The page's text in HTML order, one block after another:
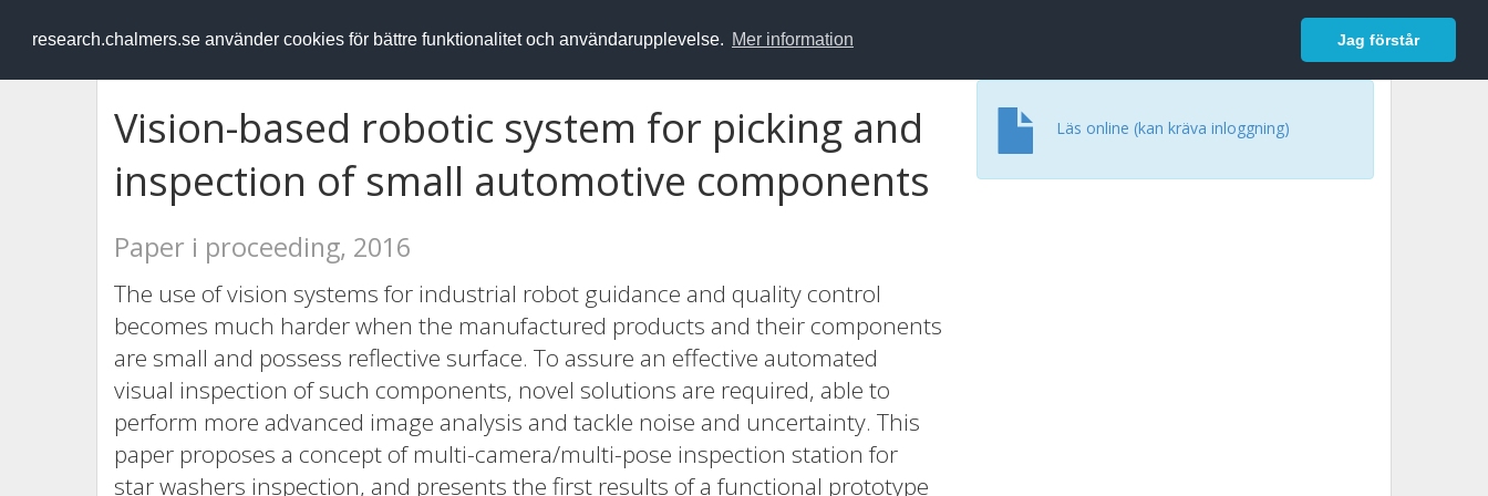
research.chalmers.se använder cookies för bättre funktionalitet och användarupplevelse. Mer information Jag förstår
RESEARCH.chalmers.se Logga in
Vision-based robotic system for picking and
inspection of small automotive components
Paper i proceeding, 2016
The use of vision systems for industrial robot guidance and quality control
becomes much harder when the manufactured products and their components
are small and possess reflective surface. To assure an effective automated
visual inspection of such components, novel solutions are required, able to
perform more advanced image analysis and tackle noise and uncertainty. This
paper proposes a concept of multi-camera/multi-pose inspection station for
star washers inspection, and presents the first results of a functional prototype
Läs online (kan kräva inloggning)